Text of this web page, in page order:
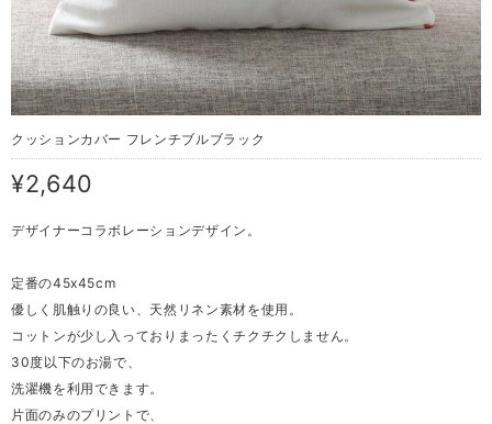
クッションカバー フレンチブルブラック
¥2,640
デザイナーコラボレーションデザイン。
定番の45x45cm
優しく肌触りの良い、天然リネン素材を使用。
コットンが少し入っておりまったくチクチクしません。
30度以下のお湯で、
洗濯機を利用できます。
片面のみのプリントで、